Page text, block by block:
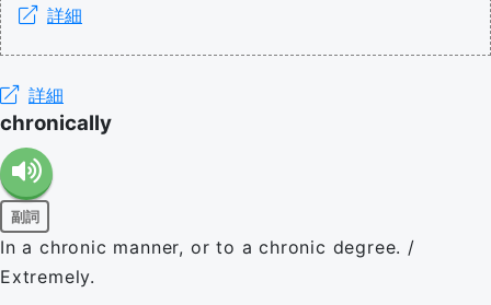
詳細
詳細
chronically
副詞
In a chronic manner, or to a chronic degree. /
Extremely.